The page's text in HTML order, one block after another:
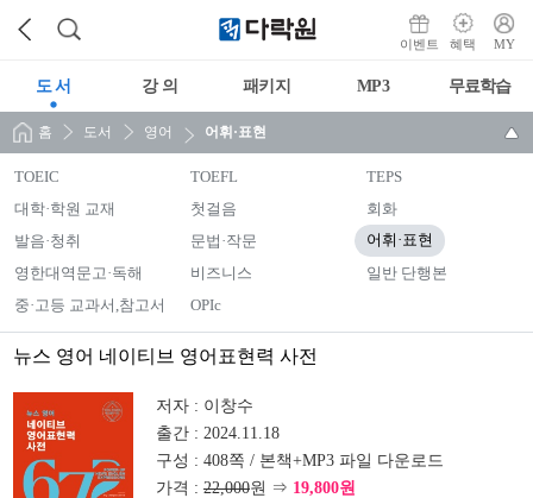
이벤트 혜택 MY
도 서 강 의 패키지 MP3 무료학습
홈 도서 영어 어휘·표현
TOEIC TOEFL
TEPS
대학·학원 교재
첫걸음
회화
발음·청취
문법·작문 어휘·표현
영한대역문고·독해 비즈니스
일반 단행본
중·고등 교과서,참고서
OPIc
뉴스 영어 네이티브 영어표현력 사전
저자 : 이창수
출간 : 2024.11.18
구성 : 408쪽 / 본책+MP3 파일 다운로드
가격 : 22,000원 ⇒ 19,800원